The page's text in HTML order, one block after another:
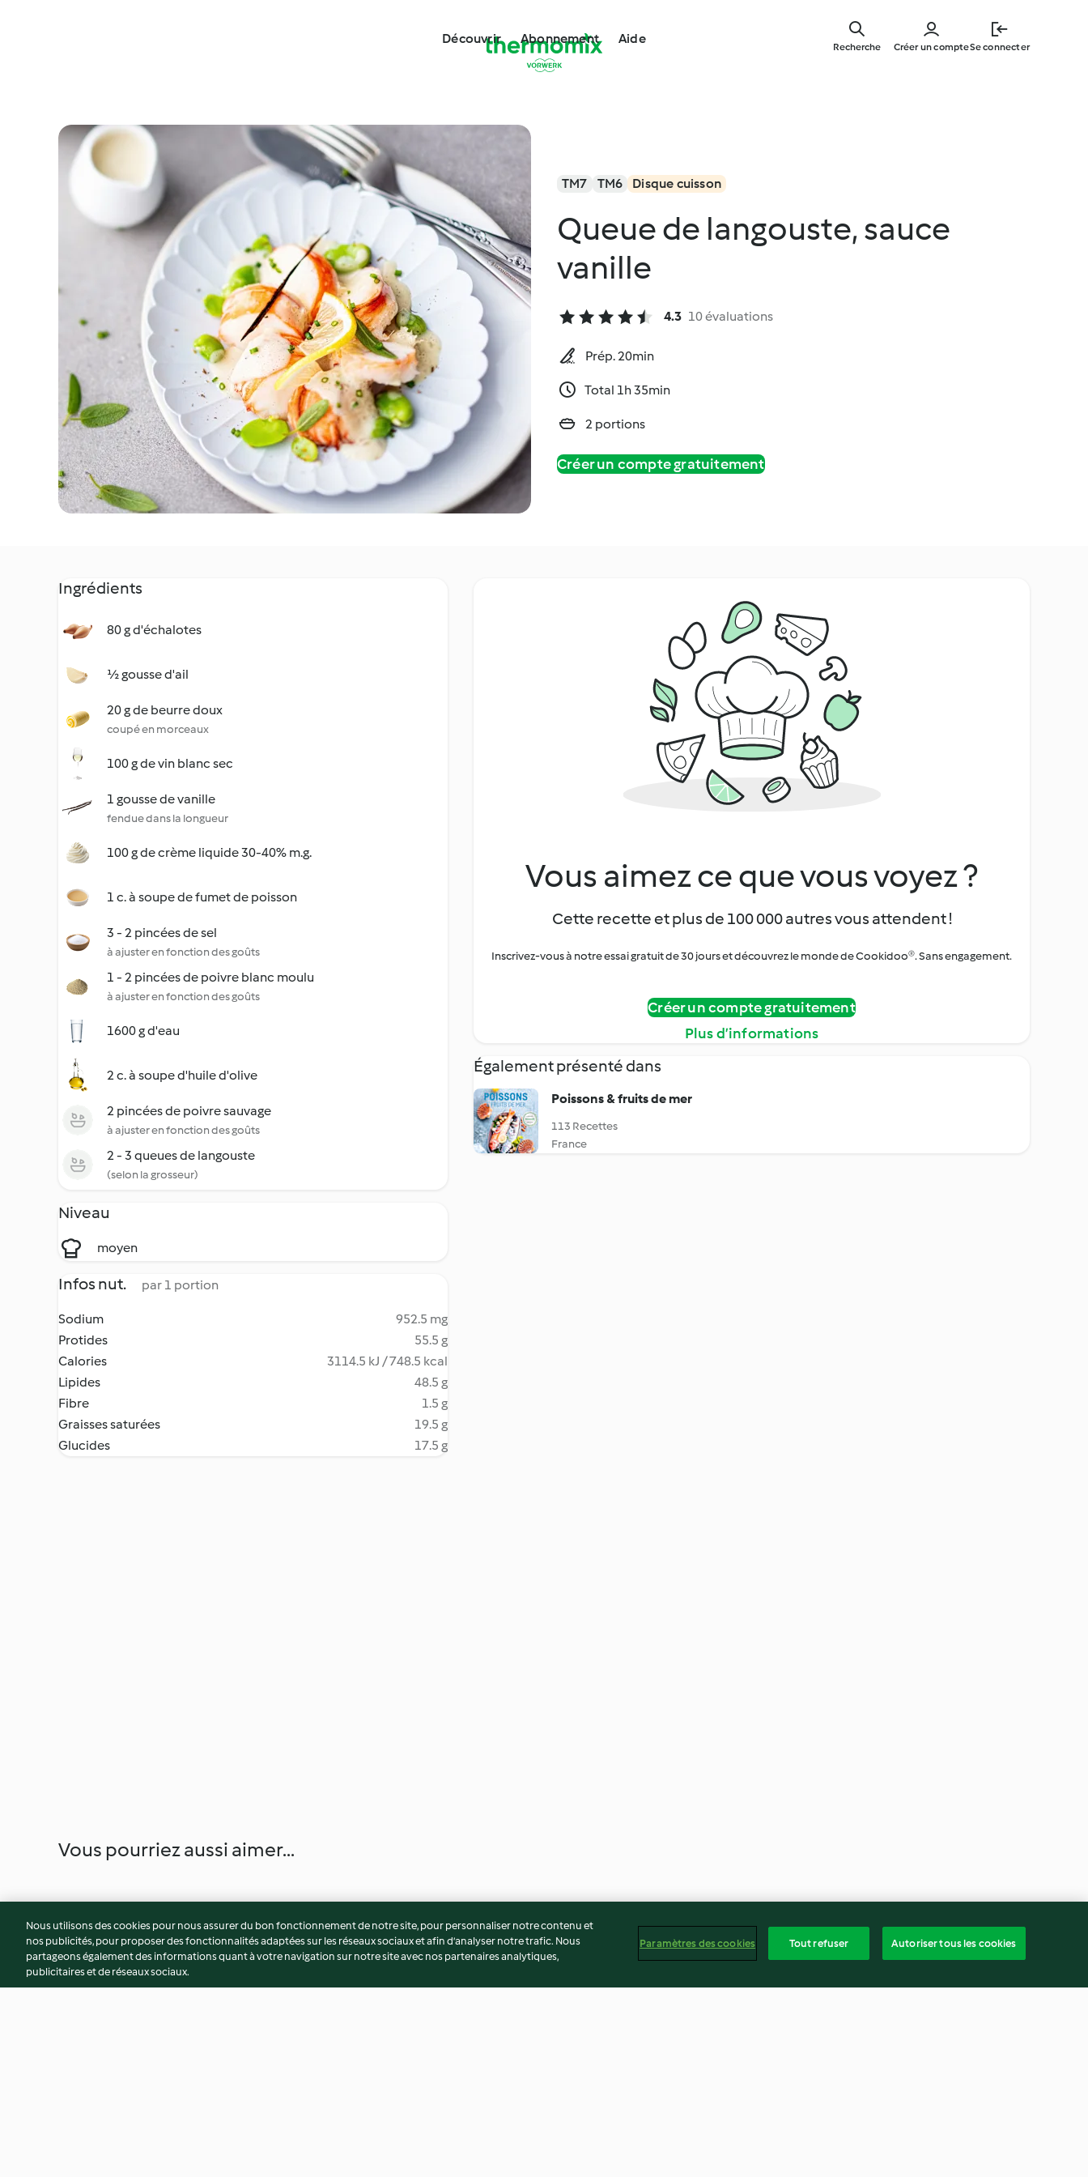
main
Découvrir Abonnement Aide
Créer un compteSe connecter
Recherche
TM7 TM6 Disque cuisson
Queue de langouste, sauce
vanille
4.3 10 évaluations
Prép. 20min
Total 1h 35min
2 portions
Créer un compte gratuitement
Ingrédients
80 g d'échalotes
½ gousse d'ail
20 g de beurre doux
coupé en morceaux
100 g de vin blanc sec
1 gousse de vanille
fendue dans la longueur
100 g de crème liquide 30-40% m.g.
1 c. à soupe de fumet de poisson
3 - 2 pincées de sel
à ajuster en fonction des goûts
1 - 2 pincées de poivre blanc moulu
à ajuster en fonction des goûts
1600 g d'eau
2 c. à soupe d'huile d'olive
2 pincées de poivre sauvage
à ajuster en fonction des goûts
2 - 3 queues de langouste
(selon la grosseur)
Niveau
moyen
Infos nut. par 1 portion
Sodium
952.5 mg
Protides
55.5 g
Calories
3114.5 kJ / 748.5 kcal
Lipides
48.5 g
Fibre
1.5 g
Graisses saturées
19.5 g
Glucides
17.5 g
Vous aimez ce que vous voyez ?
Cette recette et plus de 100 000 autres vous attendent !
Inscrivez-vous à notre essai gratuit de 30 jours et découvrez le monde de Cookidoo®. Sans engagement.
Créer un compte gratuitement
Plus d’informations
Également présenté dans
Poissons & fruits de mer
113 Recettes
France
Vous pourriez aussi aimer...
Nous utilisons des cookies pour nous assurer du bon fonctionnement de notre site, pour personnaliser notre contenu et
nos publicités, pour proposer des fonctionnalités adaptées sur les réseaux sociaux et afin d’analyser notre trafic. Nous
partageons également des informations quant à votre navigation sur notre site avec nos partenaires analytiques,
publicitaires et de réseaux sociaux.
Paramètres des cookies Tout refuser Autoriser tous les cookies